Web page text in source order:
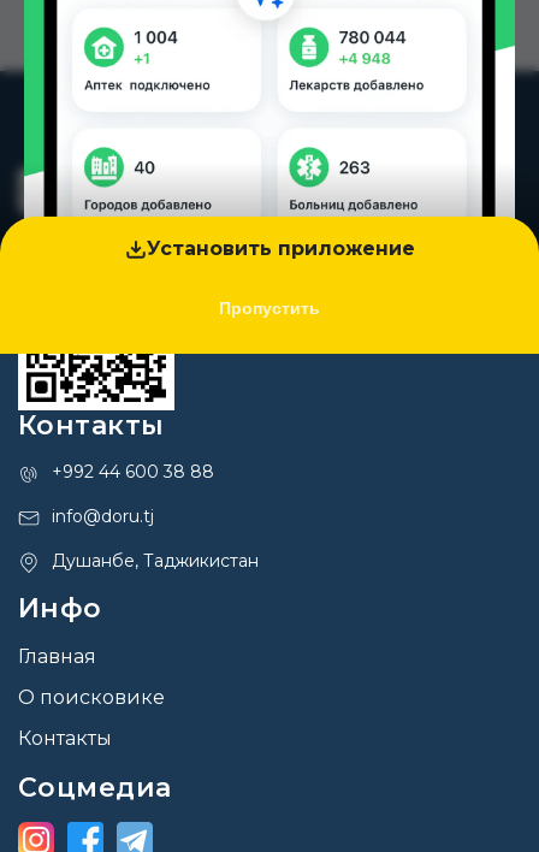
Установить приложение
Пропустить
Контакты
+992 44 600 38 88
info@doru.tj
Душанбе, Таджикистан
Инфо
Главная
О поисковике
Контакты
Соцмедиа